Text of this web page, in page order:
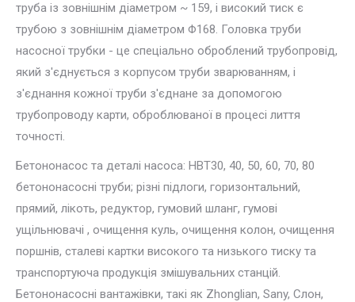
труба із зовнішнім діаметром ~ 159, і високий тиск є
трубою з зовнішнім діаметром Φ168. Головка труби
насосної трубки - це спеціально оброблений трубопровід,
який з'єднується з корпусом труби зварюванням, і
з'єднання кожної труби з'єднане за допомогою
трубопроводу карти, оброблюваної в процесі лиття
точності.
Бетононасос та деталі насоса: HBT30, 40, 50, 60, 70, 80
бетононасосні труби; різні підлоги, горизонтальний,
прямий, лікоть, редуктор, гумовий шланг, гумові
ущільнювачі , очищення куль, очищення колон, очищення
поршнів, сталеві картки високого та низького тиску та
транспортуюча продукція змішувальних станцій.
Бетононасосні вантажівки, такі як Zhonglian, Sany, Слон,